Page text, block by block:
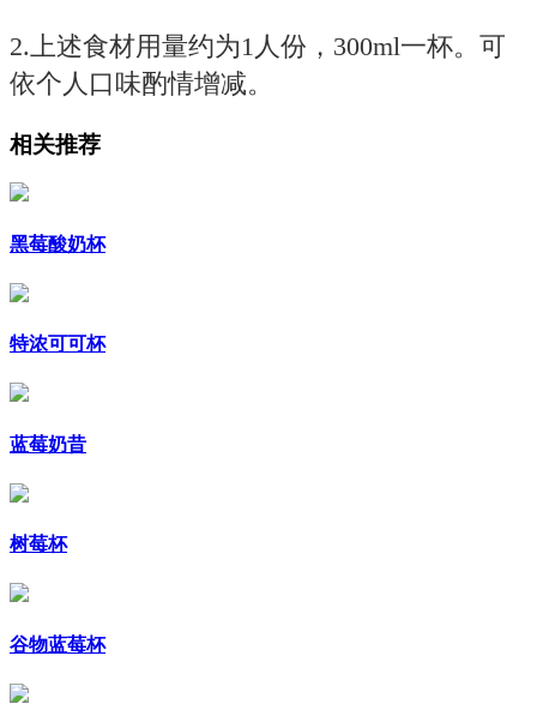
2.上述食材用量约为1人份，300ml一杯。可
依个人口味酌情增减。
相关推荐
黑莓酸奶杯
特浓可可杯
蓝莓奶昔
树莓杯
谷物蓝莓杯